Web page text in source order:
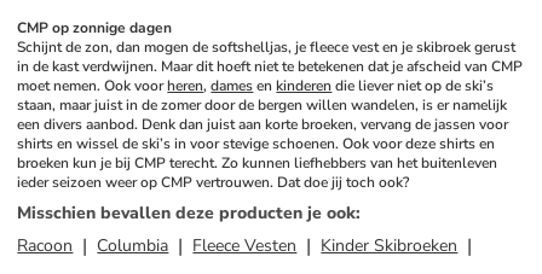
CMP op zonnige dagen
Schijnt de zon, dan mogen de softshelljas, je fleece vest en je skibroek gerust
in de kast verdwijnen. Maar dit hoeft niet te betekenen dat je afscheid van CMP
moet nemen. Ook voor heren, dames en kinderen die liever niet op de ski’s
staan, maar juist in de zomer door de bergen willen wandelen, is er namelijk
een divers aanbod. Denk dan juist aan korte broeken, vervang de jassen voor
shirts en wissel de ski’s in voor stevige schoenen. Ook voor deze shirts en
broeken kun je bij CMP terecht. Zo kunnen liefhebbers van het buitenleven
ieder seizoen weer op CMP vertrouwen. Dat doe jij toch ook?
Misschien bevallen deze producten je ook:
Racoon
Columbia Fleece Vesten
Kinder Skibroeken